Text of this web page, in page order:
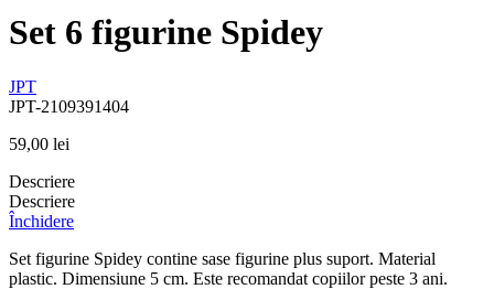
Set 6 figurine Spidey
JPT
JPT-2109391404
59,00 lei
Descriere
Descriere
Închidere
Set figurine Spidey contine sase figurine plus suport. Material
plastic. Dimensiune 5 cm. Este recomandat copiilor peste 3 ani.